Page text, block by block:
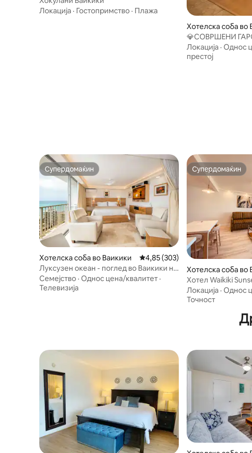
Локација · Гостопримство · Плажа
Хотелска соба во
💎СОВРШЕНИ
минути до
250 🚙🅿️ mbps+💻
Локација · Однос
престој
Супердомаќин
Супердомаќин
Хотелска соба во Ваикики Просечна оцена: 4,85 од 5, 303
4,85 (303)
Луксузен океан - поглед во Ваикики на
неколку минути од плажата
Семејство · Однос цена/квалитет ·
Телевизија
Супердомаќин
Супердомаќин
Хотелска соба во
Хотел Waikiki
океанот,
Локација · Однос
Точност